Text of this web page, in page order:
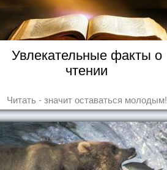
Увлекательные факты о
чтении
Читать - значит оставаться молодым!